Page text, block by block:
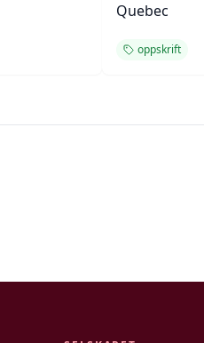
Quebec
oppskrift